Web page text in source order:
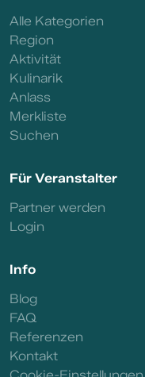
Alle Kategorien
Region
Aktivität
Kulinarik
Anlass
Merkliste
Suchen
Für Veranstalter
Partner werden
Login
Info
Blog
FAQ
Referenzen
Kontakt